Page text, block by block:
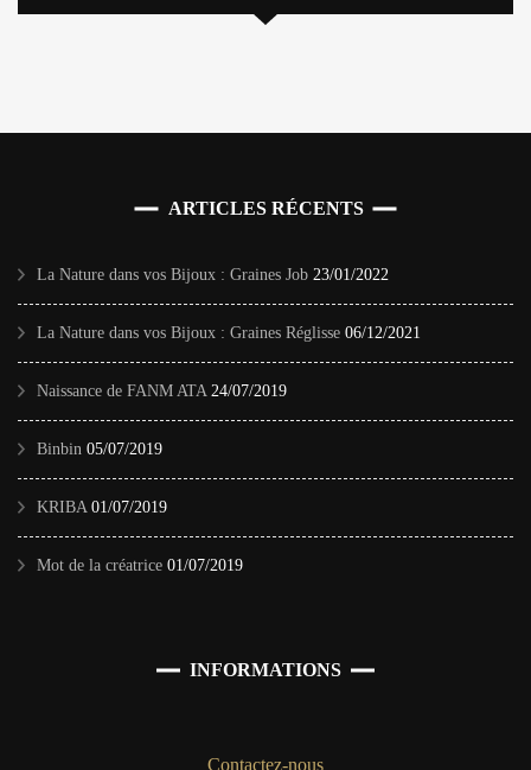
ARTICLES RÉCENTS
La Nature dans vos Bijoux : Graines Job 23/01/2022
La Nature dans vos Bijoux : Graines Réglisse 06/12/2021
Naissance de FANM ATA 24/07/2019
Binbin 05/07/2019
KRIBA 01/07/2019
Mot de la créatrice 01/07/2019
INFORMATIONS
Contactez-nous